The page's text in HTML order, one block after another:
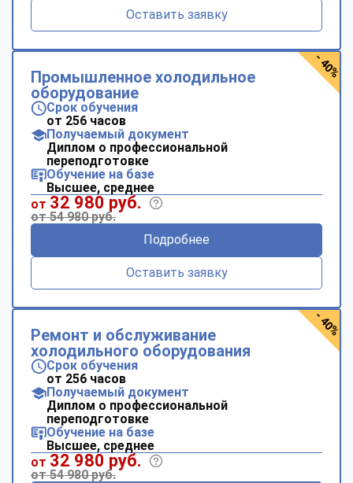
Оставить заявку
Промышленное холодильное
оборудование
Срок обучения
от 256 часов
Получаемый документ
Диплом о профессиональной
переподготовке
Обучение на базе
Высшее, среднее
от 32 980 руб.
от 54 980 руб.
Подробнее
Оставить заявку
- 40%
Ремонт и обслуживание
холодильного оборудования
Срок обучения
от 256 часов
Получаемый документ
Диплом о профессиональной
переподготовке
Обучение на базе
Высшее, среднее
от 32 980 руб.
от 54 980 руб.
- 40%